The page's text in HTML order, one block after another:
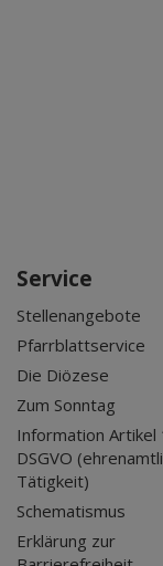
Service
Stellenangebote
Pfarrblattservice
Die Diözese
Zum Sonntag
Information Artikel
DSGVO
Tätigkeit)
Schematismus
Erklärung zur